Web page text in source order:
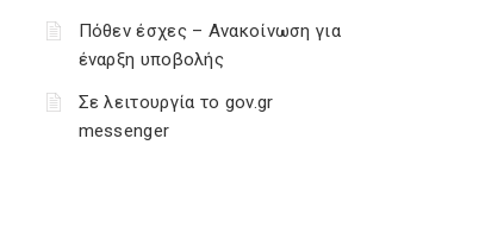
Πόθεν έσχες – Ανακοίνωση για
έναρξη υποβολής
Σε λειτουργία το gov.gr
messenger